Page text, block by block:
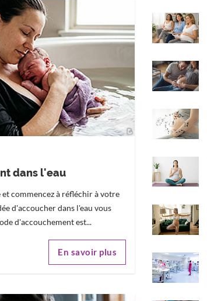
dans l'eau
et commencez à réfléchir à votre
d'accoucher dans l'eau vous
d'accouchement est...
En savoir plus